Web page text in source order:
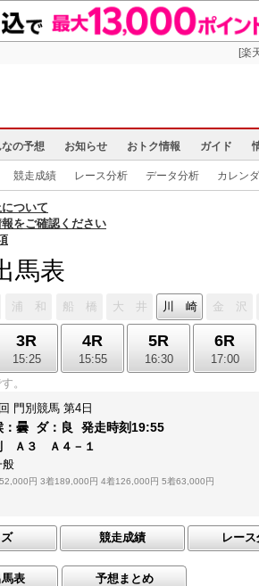
[楽
の予想 お知らせ おトク情報 ガイド
競走成績 レース分析 データ分析 カレン
ついて
をご確認ください
馬表
浦 和 船 橋 大 井 川 崎 金 沢
3R
15:25
4R
15:55
5R
16:30
6R
17:00
。
門別競馬 第4日
曇 ダ： 良 発走時刻19:55
Ａ３ Ａ４－１
円 3着189,000円 4着126,000円 5着63,000円
競走成績 レース
表 予想まとめ